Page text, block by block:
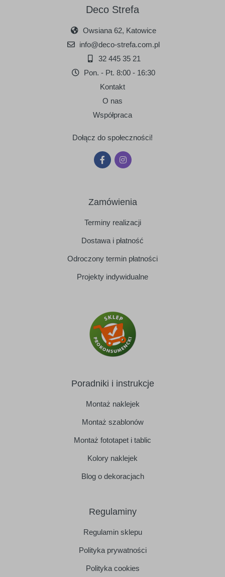
Deco Strefa
Owsiana 62, Katowice
info@deco-strefa.com.pl
32 445 35 21
Pon. - Pt. 8:00 - 16:30
Kontakt
O nas
Współpraca
Dołącz do społeczności!
Zamówienia
Terminy realizacji
Dostawa i płatność
Odroczony termin płatności
Projekty indywidualne
Poradniki i instrukcje
Montaż naklejek
Montaż szablonów
Montaż fototapet i tablic
Kolory naklejek
Blog o dekoracjach
Regulaminy
Regulamin sklepu
Polityka prywatności
Polityka cookies